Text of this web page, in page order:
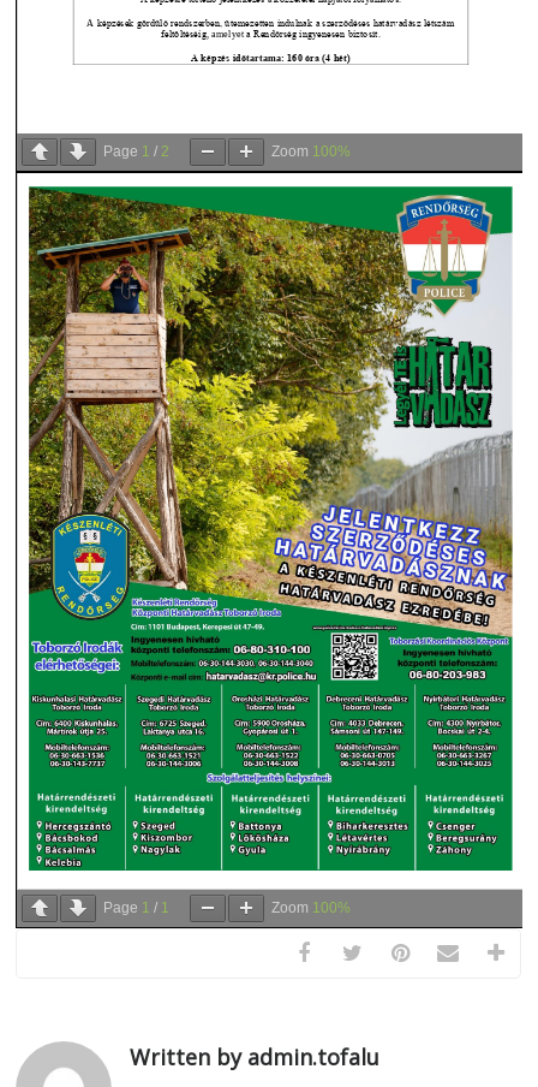
Page 1 / 2 Zoom 100%
Page 1 / 1 Zoom 100%
Written by admin.tofalu